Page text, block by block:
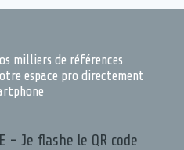
milliers de références
espace pro directement
- Je flashe le QR code